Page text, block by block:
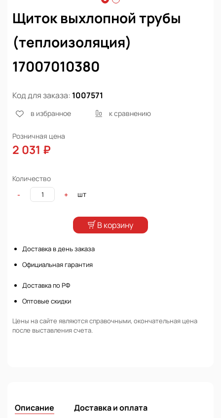
Щиток выхлопной трубы
(теплоизоляция)
17007010380
Код для заказа: 1007571
в избранное к сравнению
Розничная цена
2 031 ₽
Количество
-
+ шт
В корзину
Доставка в день заказа
Официальная гарантия
Доставка по РФ
Оптовые скидки
Цены на сайте являются справочными, окончательная цена
после выставления счета.
Описание Доставка и оплата